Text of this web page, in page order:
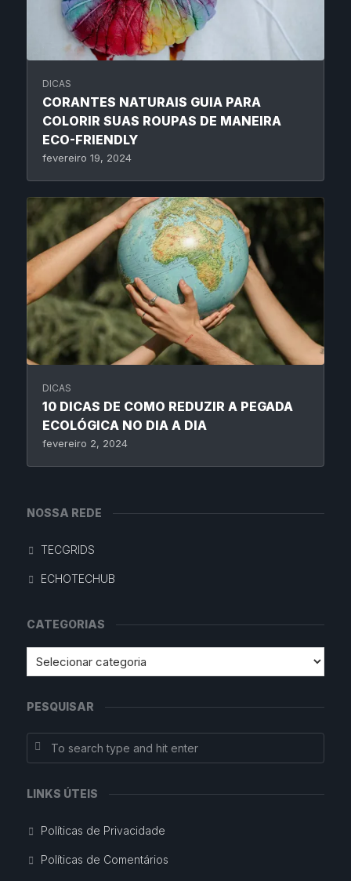
DICAS
CORANTES NATURAIS GUIA PARA
COLORIR SUAS ROUPAS DE MANEIRA
ECO-FRIENDLY
fevereiro 19, 2024
DICAS
10 DICAS DE COMO REDUZIR A PEGADA
ECOLÓGICA NO DIA A DIA
fevereiro 2, 2024
NOSSA REDE
TECGRIDS
ECHOTECHUB
CATEGORIAS
PESQUISAR
LINKS ÚTEIS
Políticas de Privacidade
Políticas de Comentários